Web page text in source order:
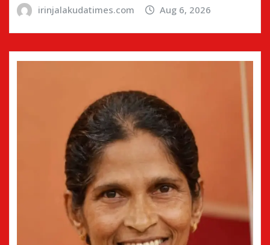
irinjalakudatimes.com Aug 6, 2026